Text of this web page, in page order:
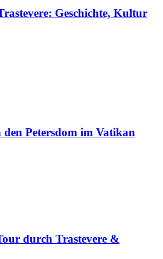
Geschichte, Kultur
Petersdom im Vatikan
durch Trastevere &